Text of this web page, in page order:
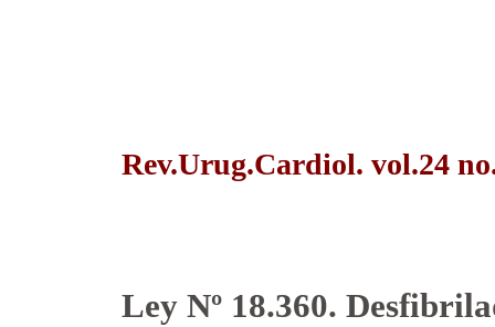
Rev.Urug.Cardiol. vol.24
Ley Nº 18.360.